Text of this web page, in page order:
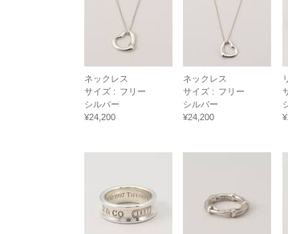
ネックレス
サイズ : フリー
シルバー
¥24,200
ネックレス
サイズ : フリー
シルバー
¥24,200